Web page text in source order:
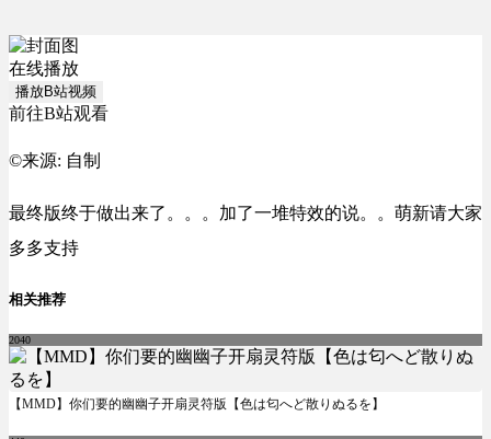
在线播放
播放B站视频
前往B站观看
©来源: 自制
最终版终于做出来了。。。加了一堆特效的说。。萌新请大家
多多支持
相关推荐
2040
【MMD】你们要的幽幽子开扇灵符版【色は匂へど散りぬるを】